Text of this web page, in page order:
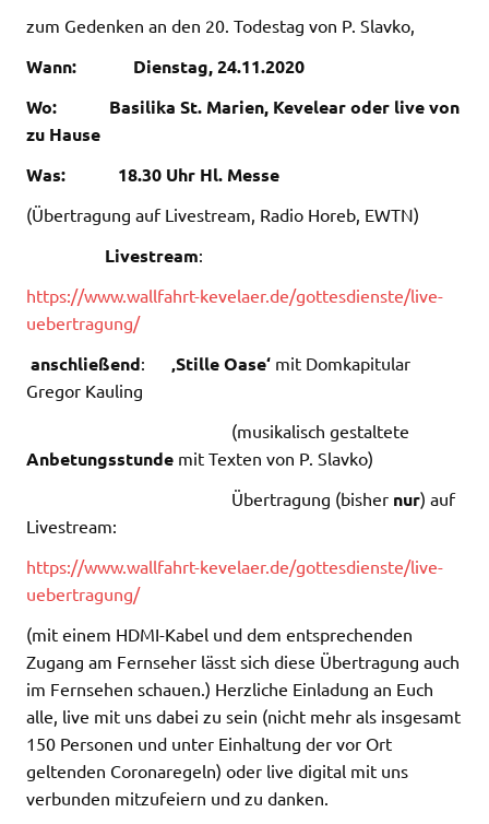
zum Gedenken an den 20. Todestag von P. Slavko,
Wann: Dienstag,24.11.2020
Wo: Basilika St. Marien, Kevelear oder live von
zu Hause
Was: 18.30 Uhr Hl. Messe
(Übertragung auf Livestream, Radio Horeb, EWTN)
Livestream:
https://www.wallfahrt-kevelaer.de/gottesdienste/live-
uebertragung/
anschließend: ‚Stille Oase‘ mit Domkapitular
Gregor Kauling
(musikalisch gestaltete
Anbetungsstunde mit Texten von P. Slavko)
Übertragung (bisher nur) auf
Livestream:
https://www.wallfahrt-kevelaer.de/gottesdienste/live-
uebertragung/
(mit einem HDMI-Kabel und dem entsprechenden
Zugang am Fernseher lässt sich diese Übertragung auch
im Fernsehen schauen.) Herzliche Einladung an Euch
alle, live mit uns dabei zu sein (nicht mehr als insgesamt
150 Personen und unter Einhaltung der vor Ort
geltenden Coronaregeln) oder live digital mit uns
verbunden mitzufeiern und zu danken.